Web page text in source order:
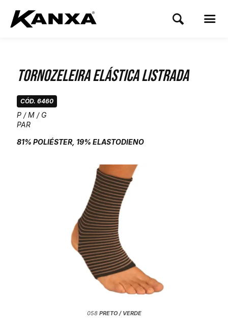
Tornozeleira Elástica Listrada
CÓD. 6460
P / M / G
PAR
81% POLIÉSTER, 19% ELASTODIENO
058 PRETO / VERDE